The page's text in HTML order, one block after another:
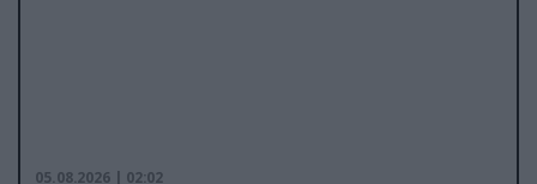
05.08.2026 | 02:02